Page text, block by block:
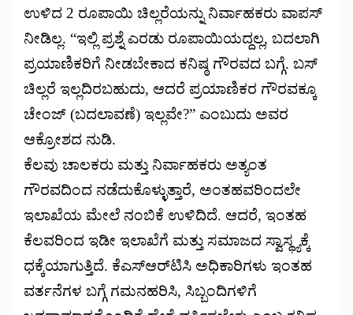
ಉಳಿದ 2 ರೂಪಾಯಿ ಚಿಲ್ಲರೆಯನ್ನು ನಿರ್ವಾಹಕರು ವಾಪಸ್
ನೀಡಿಲ್ಲ. “ಇಲ್ಲಿ ಪ್ರಶ್ನೆ ಎರಡು ರೂಪಾಯಿಯದ್ದಲ್ಲ, ಬದಲಾಗಿ
ಪ್ರಯಾಣಿಕರಿಗೆ ನೀಡಬೇಕಾದ ಕನಿಷ್ಠ ಗೌರವದ ಬಗ್ಗೆ. ಬಸ್
ಚಿಲ್ಲರೆ ಇಲ್ಲದಿರಬಹುದು, ಆದರೆ ಪ್ರಯಾಣಿಕರ ಗೌರವಕ್ಕೂ
ಚೇಂಜ್ (ಬದಲಾವಣೆ) ಇಲ್ಲವೇ?” ಎಂಬುದು ಅವರ
ಆಕ್ರೋಶದ ನುಡಿ.
ಕೆಲವು ಚಾಲಕರು ಮತ್ತು ನಿರ್ವಾಹಕರು ಅತ್ಯಂತ
ಗೌರವದಿಂದ ನಡೆದುಕೊಳ್ಳುತ್ತಾರೆ, ಅಂತಹವರಿಂದಲೇ
ಇಲಾಖೆಯ ಮೇಲೆ ನಂಬಿಕೆ ಉಳಿದಿದೆ. ಆದರೆ, ಇಂತಹ
ಕೆಲವರಿಂದ ಇಡೀ ಇಲಾಖೆಗೆ ಮತ್ತು ಸಮಾಜದ ಸ್ವಾಸ್ಥ್ಯಕ್ಕೆ
ಧಕ್ಕೆಯಾಗುತ್ತಿದೆ. ಕೆಎಸ್ಆರ್‌ಟಿಸಿ ಅಧಿಕಾರಿಗಳು ಇಂತಹ
ವರ್ತನೆಗಳ ಬಗ್ಗೆ ಗಮನಹರಿಸಿ, ಸಿಬ್ಬಂದಿಗಳಿಗೆ